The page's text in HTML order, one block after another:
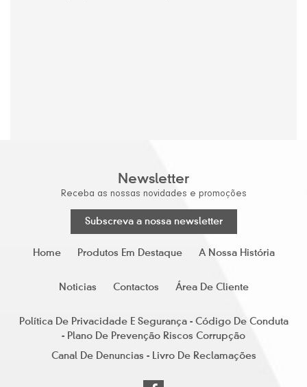
Newsletter
Receba as nossas novidades e promoções
Subscreva a nossa newsletter
Home Produtos Em Destaque A Nossa História
Noticias Contactos Área De Cliente
Política De Privacidade E Segurança - Código De Conduta
- Plano De Prevenção Riscos Corrupção
Canal De Denuncias - Livro De Reclamações